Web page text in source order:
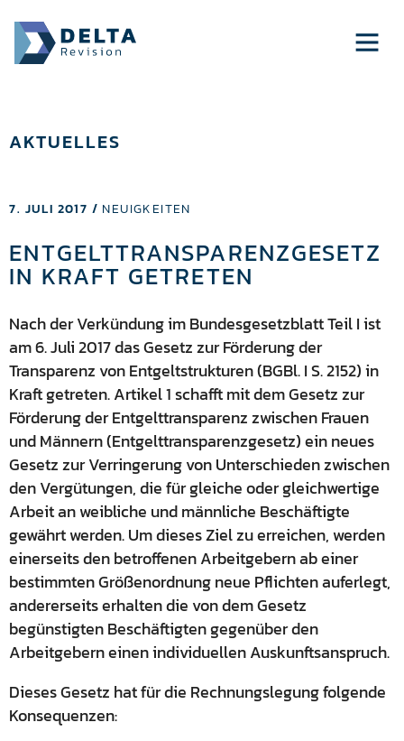
AKTUELLES
7. JULI 2017 / NEUIGKEITEN
ENTGELTTRANSPARENZGESETZ
IN KRAFT GETRETEN
Nach der Verkündung im Bundesgesetzblatt Teil I ist
am 6. Juli 2017 das Gesetz zur Förderung der
Transparenz von Entgeltstrukturen (BGBl. I S. 2152) in
Kraft getreten. Artikel 1 schafft mit dem Gesetz zur
Förderung der Entgelttransparenz zwischen Frauen
und Männern (Entgelttransparenzgesetz) ein neues
Gesetz zur Verringerung von Unterschieden zwischen
den Vergütungen, die für gleiche oder gleichwertige
Arbeit an weibliche und männliche Beschäftigte
gewährt werden. Um dieses Ziel zu erreichen, werden
einerseits den betroffenen Arbeitgebern ab einer
bestimmten Größenordnung neue Pflichten auferlegt,
andererseits erhalten die von dem Gesetz
begünstigten Beschäftigten gegenüber den
Arbeitgebern einen individuellen Auskunftsanspruch.
Dieses Gesetz hat für die Rechnungslegung folgende
Konsequenzen: